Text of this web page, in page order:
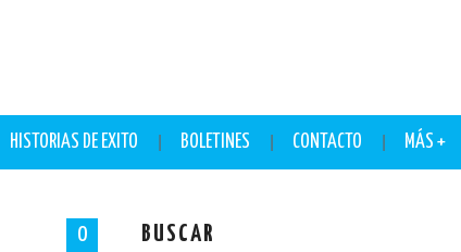
HISTORIAS DE EXITO BOLETINES CONTACTO MÁS +
0 BUSCAR